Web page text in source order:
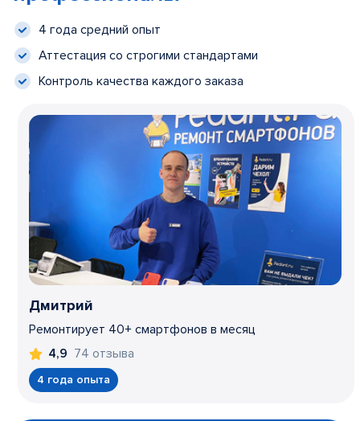
4 года средний опыт
Аттестация со строгими стандартами
Контроль качества каждого заказа
Дмитрий
Ремонтирует 40+ смартфонов в месяц
4,9 74 отзыва
4 года опыта